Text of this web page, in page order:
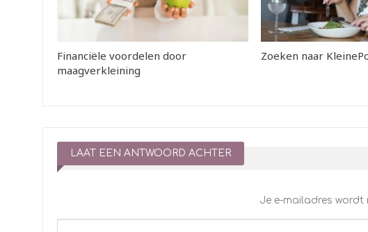
Financiële voordelen door
maagverkleining
Zoeken naar
LAAT EEN ANTWOORD ACHTER
Je e-mailadres wordt